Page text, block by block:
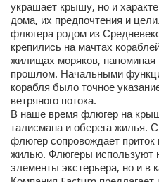
украшает крышу, но и
дома, их предпочтения и
флюгера родом из
крепились на мачтах
жилищах моряков,
прошлом. Начальными
корабля было точное
ветряного потока.
В наше время флюгер на
талисмана и оберега жилья. С
флюгер сопровождает приток
жилью. Флюгеры используют
элементы экстерьера, но и в